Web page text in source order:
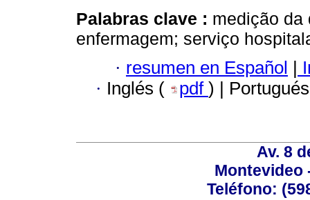
Palabras clave : medição da
enfermagem; serviço
· resumen en Español
· Inglés ( pdf ) |
Av. 8
Montevideo
Teléfono: